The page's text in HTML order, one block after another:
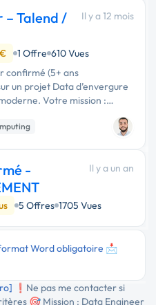
– Talend /
Il y a 12 mois
1 Offre 610 Vues
confirmé (5+ ans
un projet Data d’envergure
Votre mission :
-
Il y a un an
5 Offres 1705 Vues
Word obligatoire 📩
❗️Ne pas me contacter si
🎯 Mission : Data Engineer